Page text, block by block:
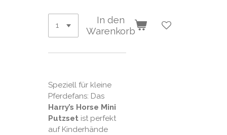
In den
Warenkorb
Speziell für kleine
Pferdefans: Das
Harry’s Horse Mini
Putzsetist perfekt
auf Kinderhände